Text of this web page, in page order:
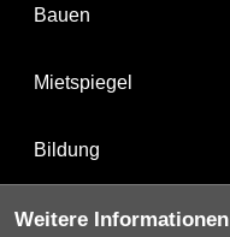
Bauen
Mietspiegel
Bildung
Weitere Informationen